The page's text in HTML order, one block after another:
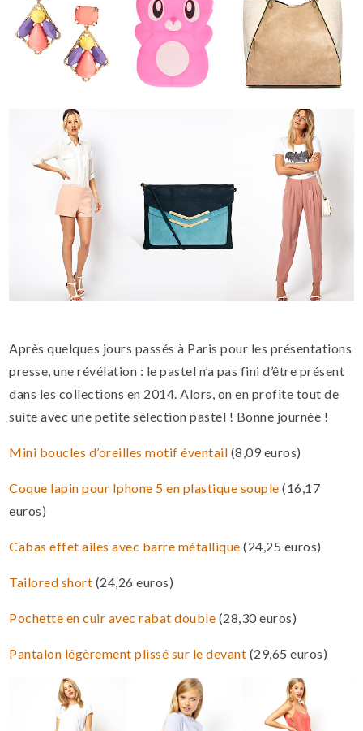
Après quelques jours passés à Paris pour les présentations
presse, une révélation : le pastel n’a pas fini d’être présent
dans les collections en 2014. Alors, on en profite tout de
suite avec une petite sélection pastel ! Bonne journée !
Mini boucles d’oreilles motif éventail (8,09 euros)
Coque lapin pour Iphone 5 en plastique souple (16,17
euros)
Cabas effet ailes avec barre métallique (24,25 euros)
Tailored short (24,26 euros)
Pochette en cuir avec rabat double (28,30 euros)
Pantalon légèrement plissé sur le devant (29,65 euros)